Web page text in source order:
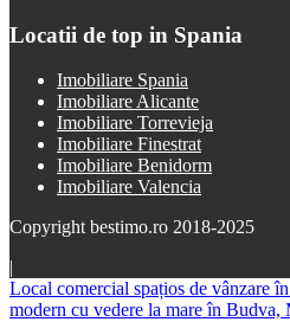
Locatii de top in Spania
Imobiliare Spania
Imobiliare Alicante
Imobiliare Torrevieja
Imobiliare Finestrat
Imobiliare Benidorm
Imobiliare Valencia
Copyright bestimo.ro 2018-2025
|
Local comercial spațios de vânzare
modern cu vedere la mare în Budva,